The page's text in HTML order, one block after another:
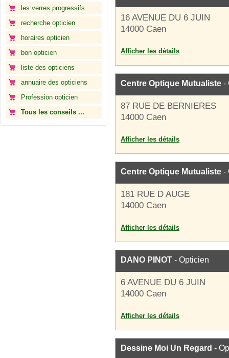
les verres progressifs
recherche opticien
horaires opticien
bon opticien
liste des opticiens
annuaire des opticiens
Profession opticien
Tous les conseils ...
16 AVENUE DU 6 JUIN
14000 Caen
Afficher les détails
Centre Optique Mutualiste -
87 RUE DE BERNIERES
14000 Caen
Afficher les détails
Centre Optique Mutualiste -
181 RUE D AUGE
14000 Caen
Afficher les détails
DANO PINOT - Opticien
6 AVENUE DU 6 JUIN
14000 Caen
Afficher les détails
Dessine Moi Un Regard -